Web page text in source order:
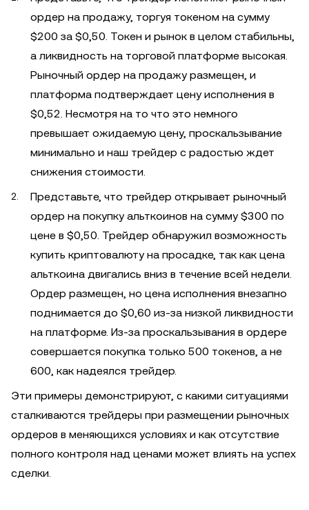
ордер на продажу, торгуя токеном на сумму
$200 за $0,50. Токен и рынок в целом стабильны,
а ликвидность на торговой платформе высокая.
Рыночный ордер на продажу размещен, и
платформа подтверждает цену исполнения в
$0,52. Несмотря на то что это немного
превышает ожидаемую цену, проскальзывание
минимально и наш трейдер с радостью ждет
снижения стоимости.
Представьте, что трейдер открывает рыночный
ордер на покупку альткоинов на сумму $300 по
цене в $0,50. Трейдер обнаружил возможность
купить криптовалюту на просадке, так как цена
альткоина двигались вниз в течение всей недели.
Ордер размещен, но цена исполнения внезапно
поднимается до $0,60 из-за низкой ликвидности
на платформе. Из-за проскальзывания в ордере
совершается покупка только 500 токенов, а не
600, как надеялся трейдер.
Эти примеры демонстрируют, с какими ситуациями
сталкиваются трейдеры при размещении рыночных
ордеров в меняющихся условиях и как отсутствие
полного контроля над ценами может влиять на успех
сделки.